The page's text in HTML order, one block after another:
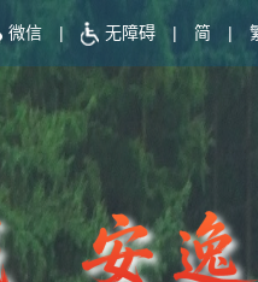
微信 | 无障碍 | 简 |